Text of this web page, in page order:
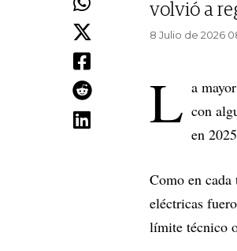
volvió a
8 Julio de 2026
L a
con
en
Como en cada
eléctricas
límite técnico